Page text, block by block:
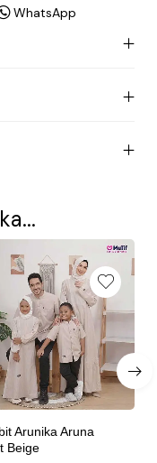
WhatsApp
Arunika Aruna
Beige